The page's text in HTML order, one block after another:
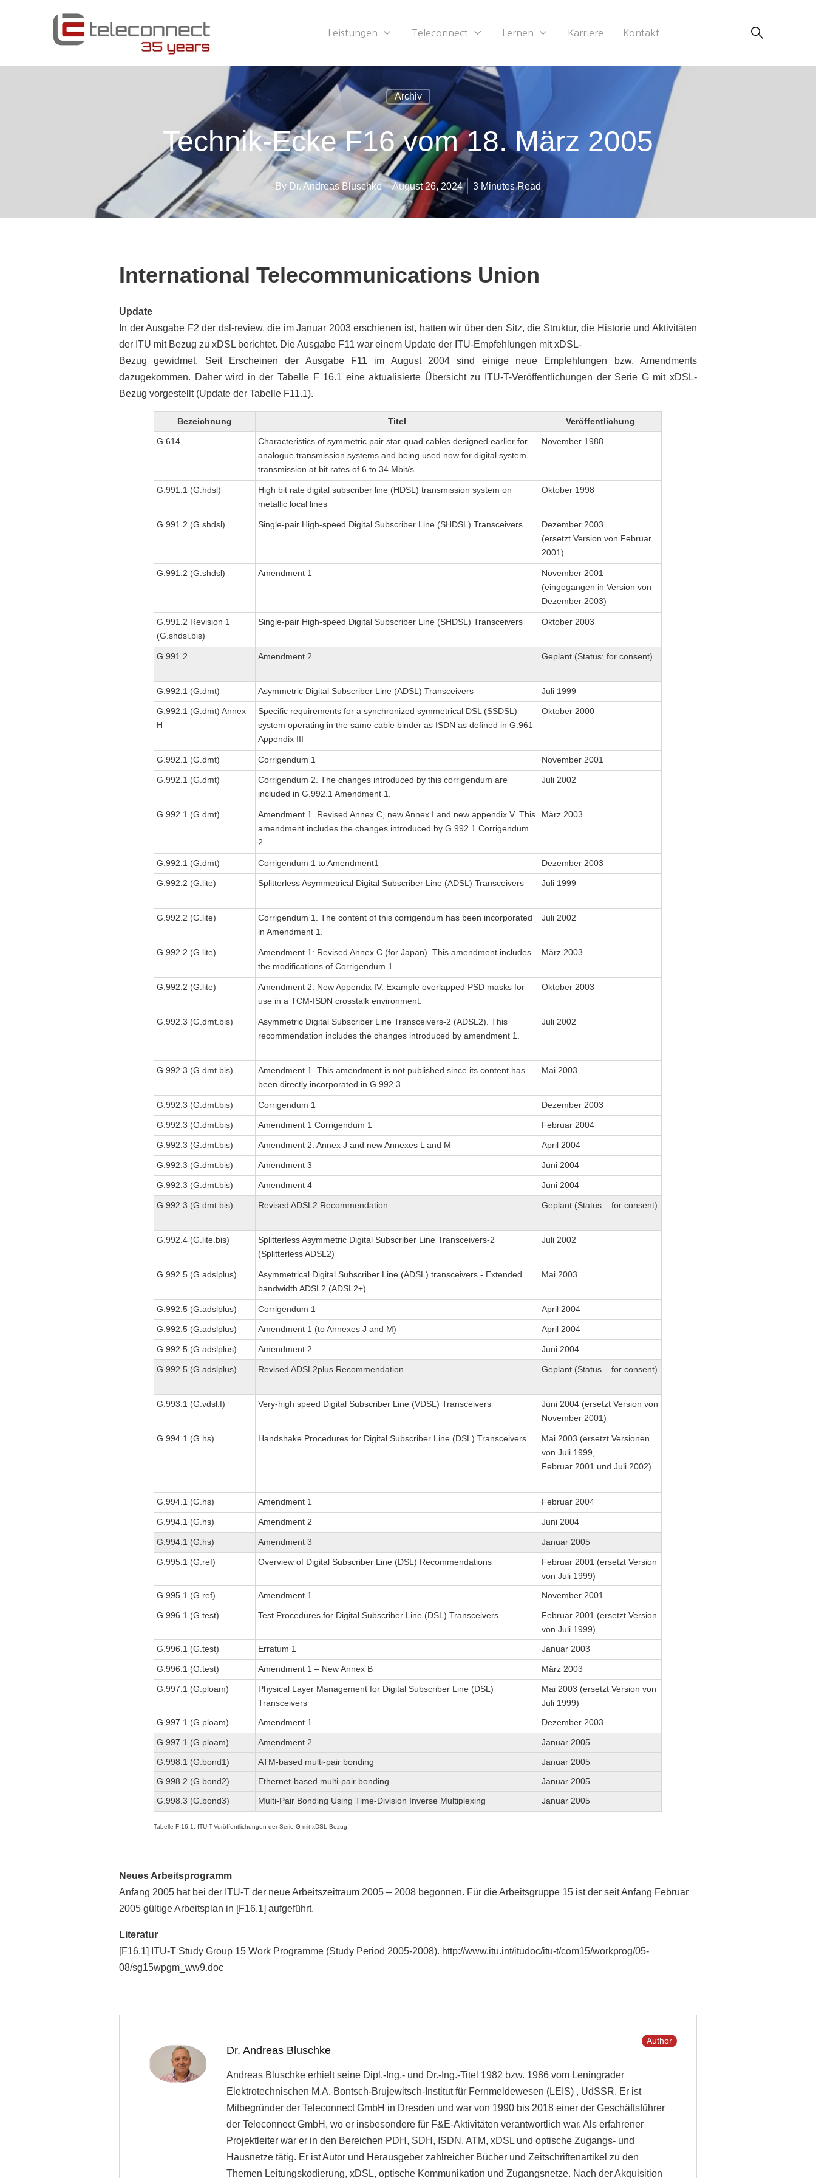
Leistungen Teleconnect Lernen Karriere Kontakt
Archiv
Technik-Ecke F16 vom 18. März 2005
By Dr. Andreas Bluschke August 26, 2024 3 Minutes Read
International Telecommunications Union
Update
In der Ausgabe F2 der dsl-review, die im Januar 2003 erschienen ist, hatten wir über den Sitz, die Struktur, die Historie und Aktivitäten
der ITU mit Bezug zu xDSL berichtet. Die Ausgabe F11 war einem Update der ITU-Empfehlungen mit xDSL-
Bezug gewidmet. Seit Erscheinen der Ausgabe F11 im August 2004 sind einige neue Empfehlungen bzw. Amendments
dazugekommen. Daher wird in der Tabelle F 16.1 eine aktualisierte Übersicht zu ITU-T-Veröffentlichungen der Serie G mit xDSL-
Bezug vorgestellt (Update der Tabelle F11.1).
Bezeichnung Titel Veröffentlichung
G.614
Characteristics of symmetric pair star-quad cables designed earlier for
analogue transmission systems and being used now for digital system
transmission at bit rates of 6 to 34 Mbit/s
November 1988
G.991.1 (G.hdsl)
High bit rate digital subscriber line (HDSL) transmission system on
metallic local lines
Oktober 1998
G.991.2 (G.shdsl) Single-pair High-speed Digital Subscriber Line (SHDSL) Transceivers
Dezember 2003
(ersetzt Version von Februar
2001)
G.991.2 (G.shdsl) Amendment 1
November 2001
(eingegangen in Version von
Dezember 2003)
G.991.2 Revision 1
(G.shdsl.bis)
Single-pair High-speed Digital Subscriber Line (SHDSL) Transceivers Oktober 2003
G.991.2 Amendment 2 Geplant (Status: for consent)
G.992.1 (G.dmt) Asymmetric Digital Subscriber Line (ADSL) Transceivers Juli 1999
G.992.1 (G.dmt) Annex
H
Specific requirements for a synchronized symmetrical DSL (SSDSL)
system operating in the same cable binder as ISDN as defined in G.961
Appendix III
Oktober 2000
G.992.1 (G.dmt) Corrigendum 1 November 2001
G.992.1 (G.dmt)
Corrigendum 2. The changes introduced by this corrigendum are
included in G.992.1 Amendment 1.
Juli 2002
G.992.1 (G.dmt)
Amendment 1. Revised Annex C, new Annex I and new appendix V. This
amendment includes the changes introduced by G.992.1 Corrigendum
2.
März 2003
G.992.1 (G.dmt) Corrigendum 1 to Amendment1 Dezember 2003
G.992.2 (G.lite) Splitterless Asymmetrical Digital Subscriber Line (ADSL) Transceivers Juli 1999
G.992.2 (G.lite)
Corrigendum 1. The content of this corrigendum has been incorporated
in Amendment 1.
Juli 2002
G.992.2 (G.lite)
Amendment 1: Revised Annex C (for Japan). This amendment includes
the modifications of Corrigendum 1.
März 2003
G.992.2 (G.lite)
Amendment 2: New Appendix IV: Example overlapped PSD masks for
use in a TCM-ISDN crosstalk environment.
Oktober 2003
G.992.3 (G.dmt.bis)
Asymmetric Digital Subscriber Line Transceivers-2 (ADSL2). This
recommendation includes the changes introduced by amendment 1.
Juli 2002
G.992.3 (G.dmt.bis)
Amendment 1. This amendment is not published since its content has
been directly incorporated in G.992.3.
Mai 2003
G.992.3 (G.dmt.bis) Corrigendum 1 Dezember 2003
G.992.3 (G.dmt.bis) Amendment 1 Corrigendum 1 Februar 2004
G.992.3 (G.dmt.bis) Amendment 2: Annex J and new Annexes L and M April 2004
G.992.3 (G.dmt.bis) Amendment 3 Juni 2004
G.992.3 (G.dmt.bis) Amendment 4 Juni 2004
G.992.3 (G.dmt.bis) Revised ADSL2 Recommendation Geplant (Status – for consent)
G.992.4 (G.lite.bis)
Splitterless Asymmetric Digital Subscriber Line Transceivers-2
(Splitterless ADSL2)
Juli 2002
G.992.5 (G.adslplus)
Asymmetrical Digital Subscriber Line (ADSL) transceivers - Extended
bandwidth ADSL2 (ADSL2+)
Mai 2003
G.992.5 (G.adslplus) Corrigendum 1 April 2004
G.992.5 (G.adslplus) Amendment 1 (to Annexes J and M) April 2004
G.992.5 (G.adslplus) Amendment 2 Juni 2004
G.992.5 (G.adslplus) Revised ADSL2plus Recommendation Geplant (Status – for consent)
G.993.1 (G.vdsl.f) Very-high speed Digital Subscriber Line (VDSL) Transceivers
Juni 2004 (ersetzt Version von
November 2001)
G.994.1 (G.hs) Handshake Procedures for Digital Subscriber Line (DSL) Transceivers
Mai 2003 (ersetzt Versionen
von Juli 1999,
Februar 2001 und Juli 2002)
G.994.1 (G.hs) Amendment 1 Februar 2004
G.994.1 (G.hs) Amendment 2 Juni 2004
G.994.1 (G.hs) Amendment 3 Januar 2005
G.995.1 (G.ref) Overview of Digital Subscriber Line (DSL) Recommendations
Februar 2001 (ersetzt Version
von Juli 1999)
G.995.1 (G.ref)
Amendment 1 November 2001
G.996.1 (G.test) Test Procedures for Digital Subscriber Line (DSL) Transceivers
Februar 2001 (ersetzt Version
von Juli 1999)
G.996.1 (G.test)
Erratum 1 Januar 2003
G.996.1 (G.test) Amendment 1 – New Annex B März 2003
G.997.1 (G.ploam)
Physical Layer Management for Digital Subscriber Line (DSL)
Transceivers
Mai 2003 (ersetzt Version von
Juli 1999)
G.997.1 (G.ploam)
Amendment 1 Dezember 2003
G.997.1 (G.ploam) Amendment 2
Januar 2005
G.998.1 (G.bond1)
ATM-based multi-pair bonding
Januar 2005
G.998.2 (G.bond2)
Ethernet-based multi-pair bonding
Januar 2005
G.998.3 (G.bond3)
Multi-Pair Bonding Using Time-Division Inverse Multiplexing Januar 2005
Tabelle F 16.1: ITU-T-Veröffentlichungen der Serie G mit xDSL-Bezug
Neues Arbeitsprogramm
Anfang 2005 hat bei der ITU-T der neue Arbeitszeitraum 2005 – 2008 begonnen. Für die Arbeitsgruppe 15 ist der seit Anfang Februar
2005 gültige Arbeitsplan in [F16.1] aufgeführt.
Literatur
[F16.1] ITU-T Study Group 15 Work Programme (Study Period 2005-2008). http://www.itu.int/itudoc/itu-t/com15/workprog/05-
08/sg15wpgm_ww9.doc
Dr. Andreas Bluschke
Andreas Bluschke erhielt seine Dipl.-Ing.- und Dr.-Ing.-Titel 1982 bzw. 1986 vom Leningrader
Elektrotechnischen M.A. Bontsch-Brujewitsch-Institut für Fernmeldewesen (LEIS) , UdSSR. Er ist
Mitbegründer der Teleconnect GmbH in Dresden und war von 1990 bis 2018 einer der Geschäftsführer
der Teleconnect GmbH, wo er insbesondere für F&E-Aktivitäten verantwortlich war. Als erfahrener
Projektleiter war er in den Bereichen PDH, SDH, ISDN, ATM, xDSL und optische Zugangs- und
Hausnetze tätig. Er ist Autor und Herausgeber zahlreicher Bücher und Zeitschriftenartikel zu den
Themen Leitungskodierung, xDSL, optische Kommunikation und Zugangsnetze. Nach der Akquisition
Author